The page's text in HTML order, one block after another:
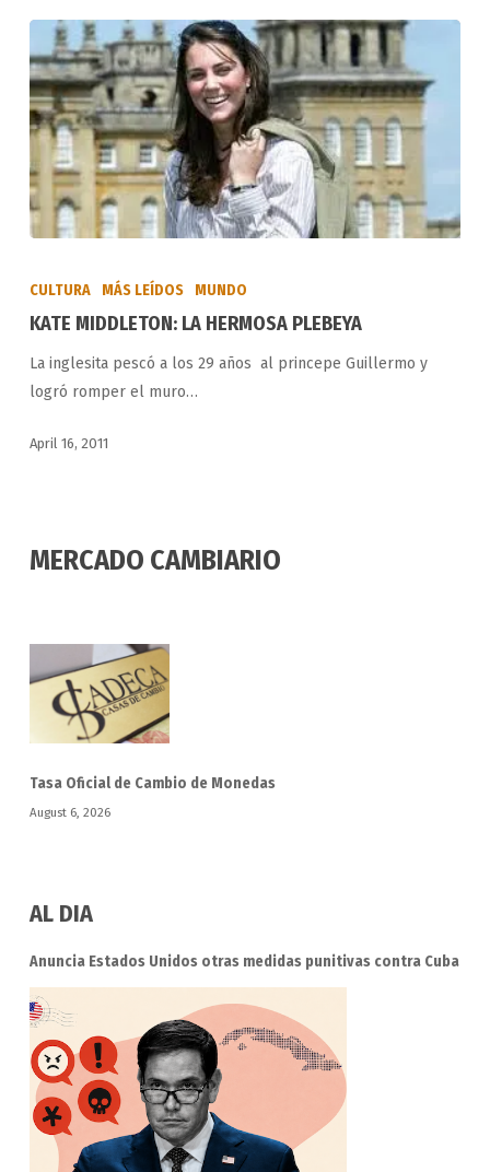
HERMOSA
PLEBEYA
CULTURA MÁS LEÍDOS MUNDO
KATE MIDDLETON: LA HERMOSA PLEBEYA
La inglesita pescó a los 29 años al princepe Guillermo y
logró romper el muro…
April 16, 2011
MERCADO CAMBIARIO
Tasa Oficial de Cambio de Monedas
August 6, 2026
AL DIA
Anuncia Estados Unidos otras medidas punitivas contra Cuba